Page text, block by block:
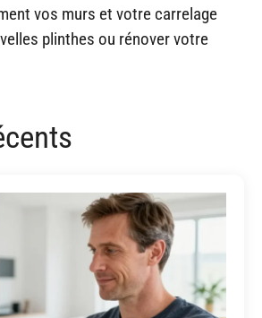
vos murs et votre carrelage
plinthes ou rénover votre